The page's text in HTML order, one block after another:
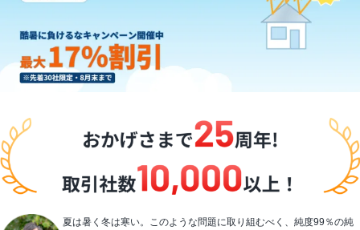
夏は暑く冬は寒い。このような問題に取り組むべく、純度99％の純